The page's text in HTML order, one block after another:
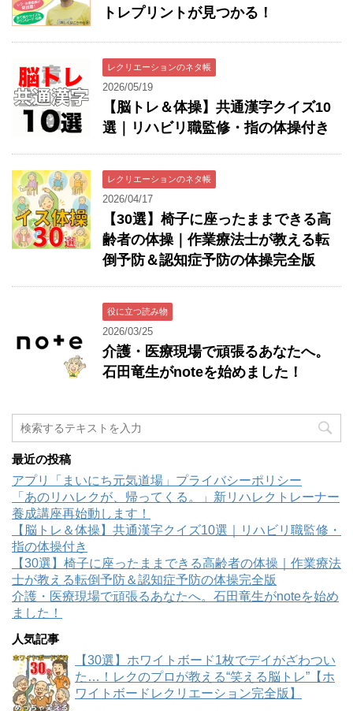
トレプリントが見つかる！
レクリエーションのネタ帳
2026/05/19
【脳トレ＆体操】共通漢字クイズ10
選｜リハビリ職監修・指の体操付き
レクリエーションのネタ帳
2026/04/17
【30選】椅子に座ったままできる高
齢者の体操｜作業療法士が教える転
倒予防＆認知症予防の体操完全版
役に立つ読み物
2026/03/25
介護・医療現場で頑張るあなたへ。
石田竜生がnoteを始めました！
最近の投稿
アプリ「まいにち元気道場」プライバシーポリシー
「あのリハレクが、帰ってくる。」新リハレクトレーナー
養成講座再始動します！
【脳トレ＆体操】共通漢字クイズ10選｜リハビリ職監修・
指の体操付き
【30選】椅子に座ったままできる高齢者の体操｜作業療法
士が教える転倒予防＆認知症予防の体操完全版
介護・医療現場で頑張るあなたへ。石田竜生がnoteを始め
ました！
人気記事
【30選】ホワイトボード1枚でデイがざわつい
た…！レクのプロが教える“笑える脳トレ”【ホ
ワイトボードレクリエーション完全版】